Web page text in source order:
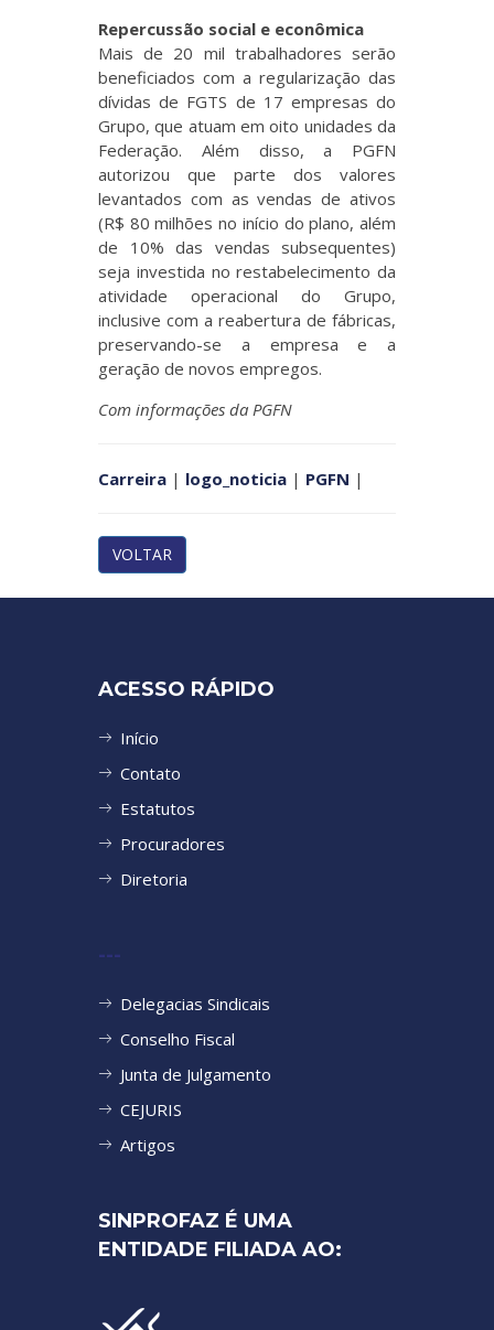
Repercussão social e econômica
Mais de 20 mil trabalhadores serão
beneficiados com a regularização das
dívidas de FGTS de 17 empresas do
Grupo, que atuam em oito unidades da
Federação. Além disso, a PGFN
autorizou que parte dos valores
levantados com as vendas de ativos
(R$ 80 milhões no início do plano, além
de 10% das vendas subsequentes)
seja investida no restabelecimento da
atividade operacional do Grupo,
inclusive com a reabertura de fábricas,
preservando-se a empresa e a
geração de novos empregos.
Com informações da PGFN
Carreira | logo_noticia | PGFN |
VOLTAR
ACESSO RÁPIDO
Início
Contato
Estatutos
Procuradores
Diretoria
---
Delegacias Sindicais
Conselho Fiscal
Junta de Julgamento
CEJURIS
Artigos
SINPROFAZ É UMA
ENTIDADE FILIADA AO: